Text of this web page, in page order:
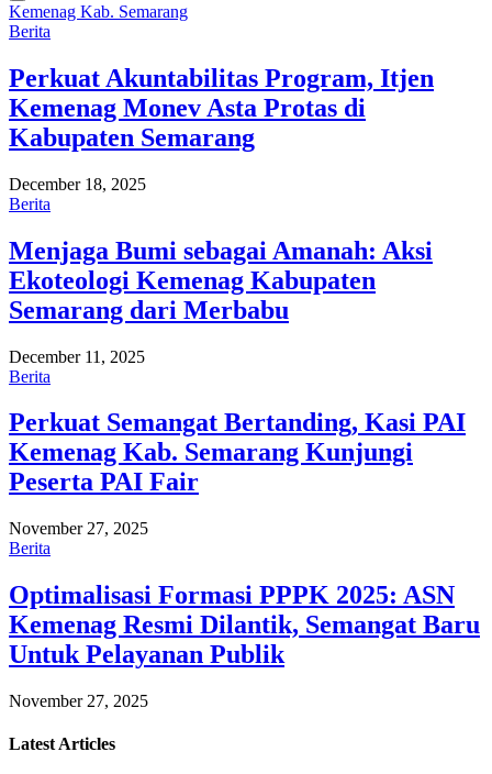
Kemenag Kab. Semarang
Berita
Perkuat Akuntabilitas Program, Itjen
Kemenag Monev Asta Protas di
Kabupaten Semarang
December 18, 2025
Berita
Menjaga Bumi sebagai Amanah: Aksi
Ekoteologi Kemenag Kabupaten
Semarang dari Merbabu
December 11, 2025
Berita
Perkuat Semangat Bertanding, Kasi PAI
Kemenag Kab. Semarang Kunjungi
Peserta PAI Fair
November 27, 2025
Berita
Optimalisasi Formasi PPPK 2025: ASN
Kemenag Resmi Dilantik, Semangat Baru
Untuk Pelayanan Publik
November 27, 2025
Latest Articles